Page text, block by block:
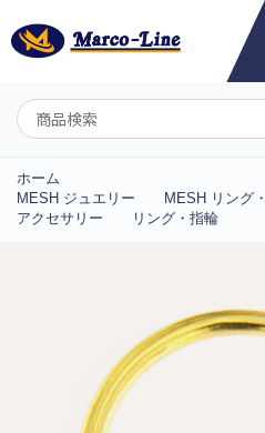
ホーム
MESH ジュエリー
MESH リング
アクセサリー
リング・指輪
ようこそ__MEMBER_LASTNAME__様